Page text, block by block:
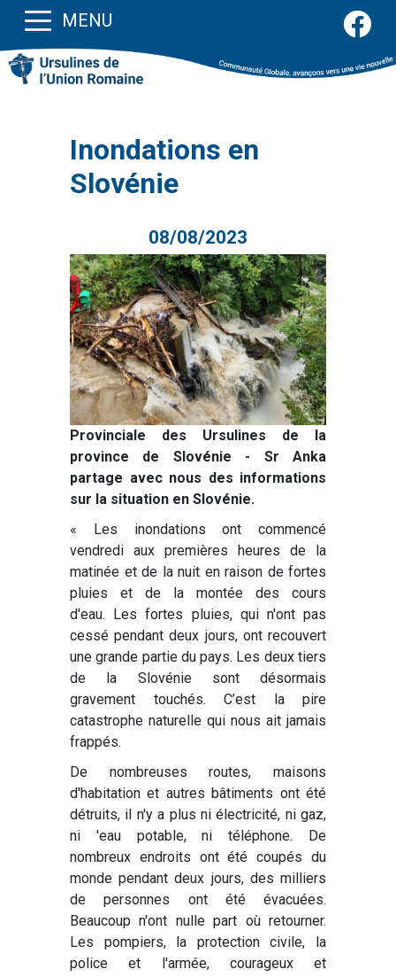
MENU
Inondations en
Slovénie
08/08/2023
Provinciale des Ursulines de la
province de Slovénie - Sr Anka
partage avec nous des informations
sur la situation en Slovénie.
« Les inondations ont commencé
vendredi aux premières heures de la
matinée et de la nuit en raison de fortes
pluies et de la montée des cours
d'eau. Les fortes pluies, qui n'ont pas
cessé pendant deux jours, ont recouvert
une grande partie du pays. Les deux tiers
de la Slovénie sont désormais
gravement touchés. C’est la pire
catastrophe naturelle qui nous ait jamais
frappés.
De nombreuses routes, maisons
d'habitation et autres bâtiments ont été
détruits, il n'y a plus ni électricité, ni gaz,
ni 'eau potable, ni téléphone. De
nombreux endroits ont été coupés du
monde pendant deux jours, des milliers
de personnes ont été évacuées.
Beaucoup n'ont nulle part où retourner.
Les pompiers, la protection civile, la
police et l'armée, courageux et